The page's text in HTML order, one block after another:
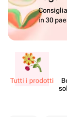
in 30
Tutti i prodotti